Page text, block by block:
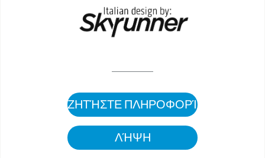
ΖΗΤΉΣΤΕ ΠΛΗΡΟΦΟΡΊΕΣ
ΛΉΨΗ